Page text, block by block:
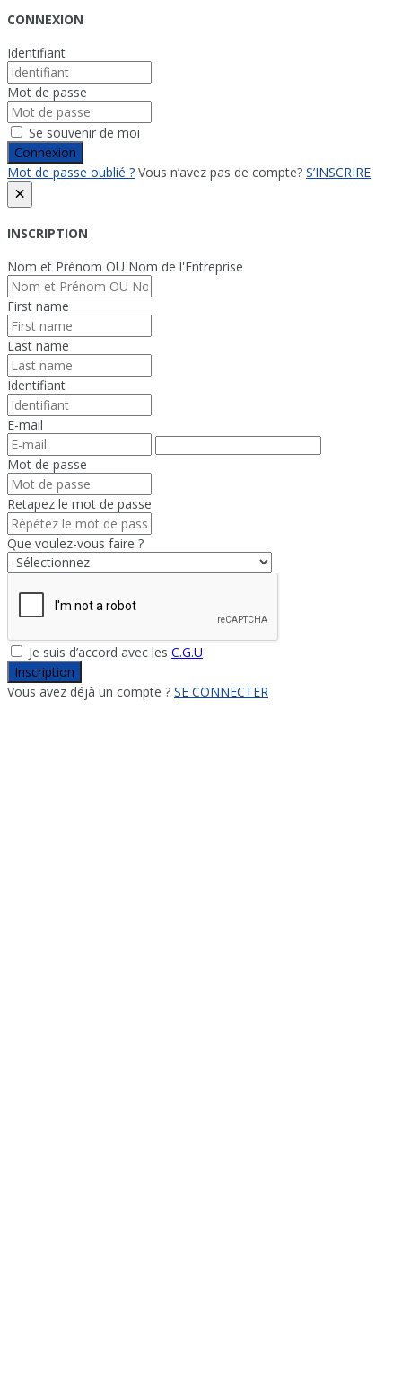
CONNEXION
Identifiant
Mot de passe
Se souvenir de moi
Connexion
Mot de passe oublié ? Vous n’avez pas de compte? S’INSCRIRE
×
INSCRIPTION
Nom et Prénom OU Nom de l'Entreprise
First name
Last name
Identifiant
E-mail
Mot de passe
Retapez le mot de passe
Que voulez-vous faire ?
Je suis d’accord avec les C.G.U
Inscription
Vous avez déjà un compte ? SE CONNECTER